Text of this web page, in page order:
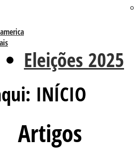
Eleições 2025
INÍCIO
Artigos